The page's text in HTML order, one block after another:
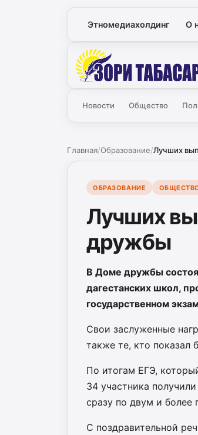
Этномедиахолдинг О
Зори
Новости Общество
Главная/Образование/Лучших
ОБРАЗОВАНИЕ
Лучших
дружбы
В Доме дружбы
дагестанских школ,
государственном
Свои заслуженные
также те, кто показал
По итогам ЕГЭ,
34 участника
сразу по двум и более
С поздравительной